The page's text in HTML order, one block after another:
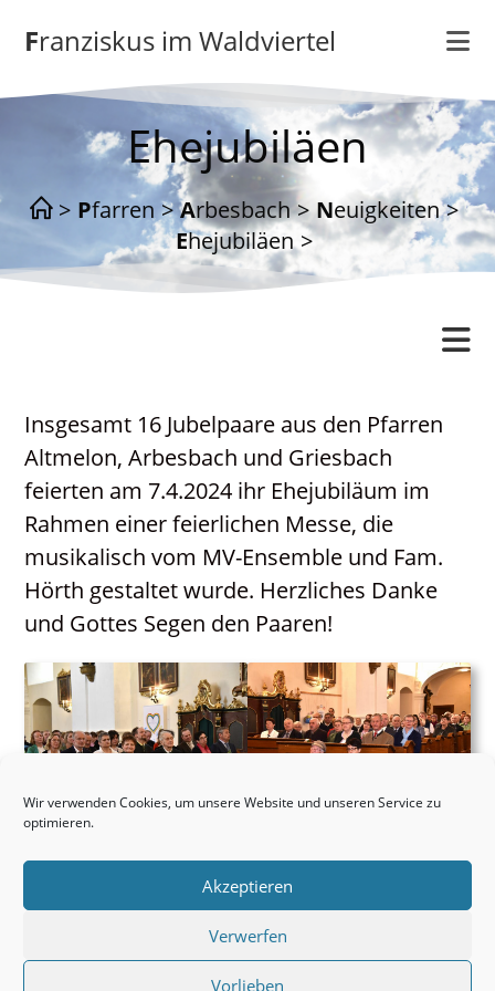
Wir verwenden Cookies, um unsere Website und unseren Service zu
optimieren.
Akzeptieren
Verwerfen
Vorlieben
Inhalt
springenFranziskus im Waldviertel
Ehejubiläen
> Pfarren > Arbesbach > Neuigkeiten >
Ehejubiläen >
Gottesdienstordnung
Katholisches Bildungswerk
Kontakt
Neuigkeiten
PGR / PKR
Insgesamt 16 Jubelpaare aus den Pfarren
Altmelon, Arbesbach und Griesbach
feierten am 7.4.2024 ihr Ehejubiläum im
Rahmen einer feierlichen Messe, die
musikalisch vom MV-Ensemble und Fam.
Hörth gestaltet wurde. Herzliches Danke
und Gottes Segen den Paaren!